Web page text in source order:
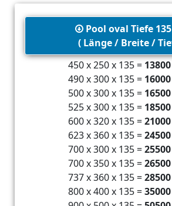
Pool oval Tiefe
( Länge / Breite /
450 x 250 x 135 =
490 x 300 x 135 =
500 x 300 x 135 =
525 x 300 x 135 =
600 x 320 x 135 =
623 x 360 x 135 =
700 x 300 x 135 =
700 x 350 x 135 =
737 x 360 x 135 =
800 x 400 x 135 =